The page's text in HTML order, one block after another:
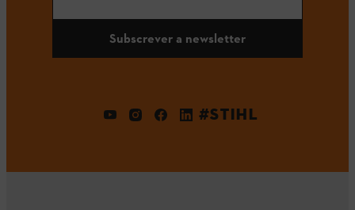
Subscrever a newsletter
#STIHL